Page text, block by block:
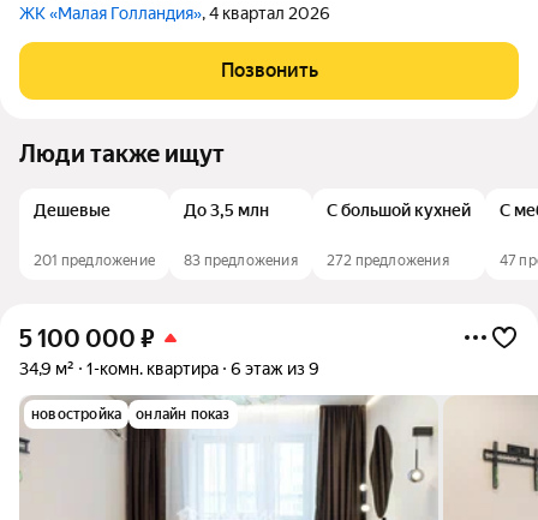
ЖК «Малая Голландия», 4 квартал 2026
Позвонить
Люди также ищут
Дешевые
201 предложение
До 3,5 млн
83 предложения
С большой кухней
272 предложения
С
47
5 100 000 ₽
34,9 м² 1-комн. квартира 6 этаж из 9
новостройка онлайн показ